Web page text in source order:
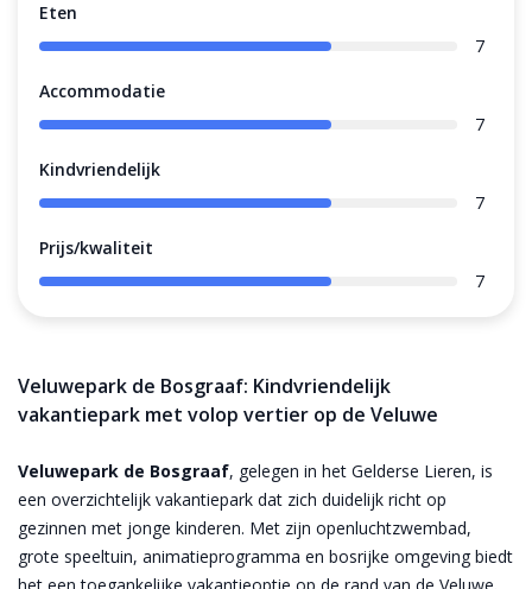
Veluwepark de Bosgraaf: Kindvriendelijk
vakantiepark met volop vertier op de Veluwe
Veluwepark de Bosgraaf, gelegen in het Gelderse Lieren, is
een overzichtelijk vakantiepark dat zich duidelijk richt op
gezinnen met jonge kinderen. Met zijn openluchtzwembad,
grote speeltuin, animatieprogramma en bosrijke omgeving biedt
het een toegankelijke vakantieoptie op de rand van de Veluwe.
Eten
7
Accommodatie
7
Kindvriendelijk
7
Prijs/kwaliteit
7